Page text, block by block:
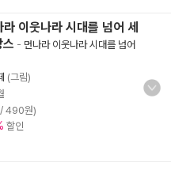
이웃나라 시대를 넘어 세
- 먼나라 이웃나라 시대를 넘어
(그림)
490원)
할인